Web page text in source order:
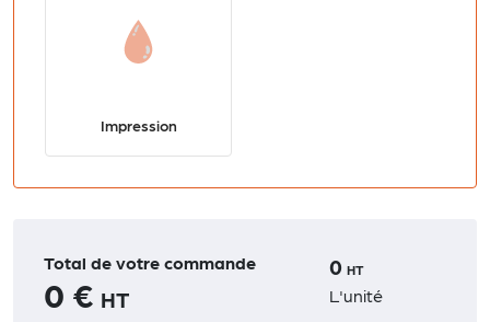
Impression
Total de votre commande
0 € HT
0HT
L'unité